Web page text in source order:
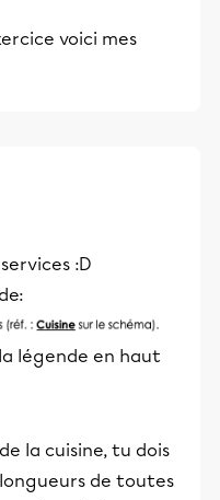
:D
légende en haut
la cuisine, tu dois
de toutes